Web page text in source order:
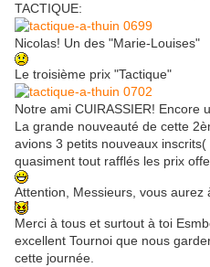
TACTIQUE:
Nicolas! Un des "Marie-Louises"
Le troisième prix "Tactique"
Notre ami CUIRASSIER! Encore
La grande nouveauté de cette
avions 3 petits nouveaux
quasiment tout rafflés les prix
Attention, Messieurs, vous aurez
Merci à tous et surtout à toi
excellent Tournoi que nous
cette journée.